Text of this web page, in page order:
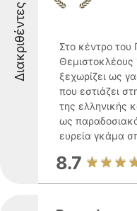
Διακριθέντες
Στο κέντρο
Θεμιστοκλέους
ξεχωρίζει ως
που εστιάζει
της ελληνικής
ως
ευρεία γκάμα
8.7